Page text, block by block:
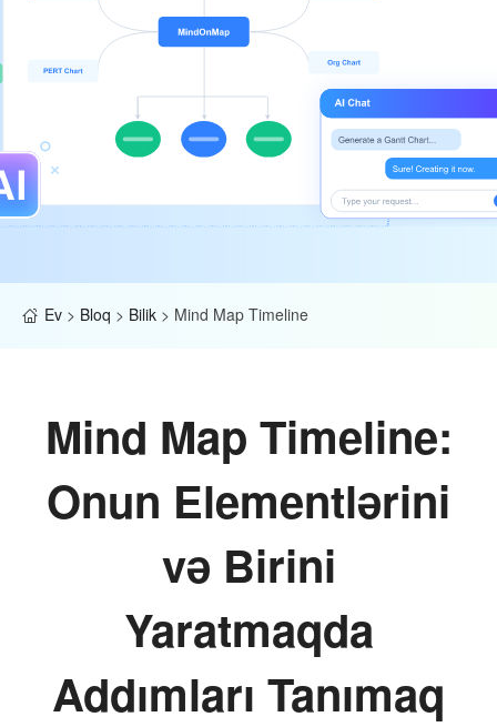
Ev > Bloq > Bilik > Mind Map Timeline
Mind Map Timeline:
Onun Elementlərini
və Birini
Yaratmaqda
Addımları Tanımaq